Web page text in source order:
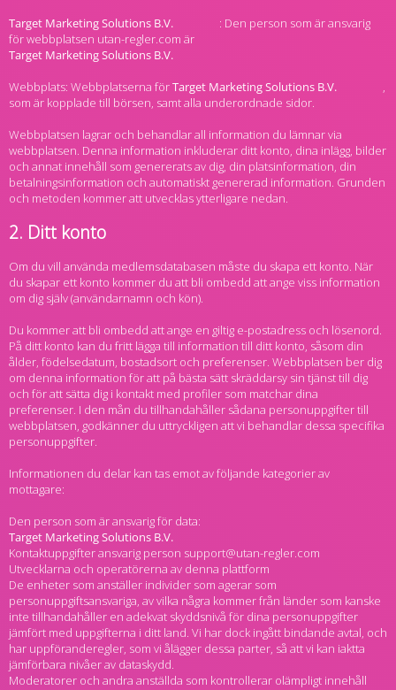
: Den person som är ansvarig
för webbplatsen utan-regler.com är
Webbplats: Webbplatserna för
,
som är kopplade till börsen, samt alla underordnade sidor.
Webbplatsen lagrar och behandlar all information du lämnar via
webbplatsen. Denna information inkluderar ditt konto, dina inlägg, bilder
och annat innehåll som genererats av dig, din platsinformation, din
betalningsinformation och automatiskt genererad information. Grunden
och metoden kommer att utvecklas ytterligare nedan.
2. Ditt konto
Om du vill använda medlemsdatabasen måste du skapa ett konto. När
du skapar ett konto kommer du att bli ombedd att ange viss information
om dig själv (användarnamn och kön).
Du kommer att bli ombedd att ange en giltig e-postadress och lösenord.
På ditt konto kan du fritt lägga till information till ditt konto, såsom din
ålder, födelsedatum, bostadsort och preferenser. Webbplatsen ber dig
om denna information för att på bästa sätt skräddarsy sin tjänst till dig
och för att sätta dig i kontakt med profiler som matchar dina
preferenser. I den mån du tillhandahåller sådana personuppgifter till
webbplatsen, godkänner du uttryckligen att vi behandlar dessa specifika
personuppgifter.
Informationen du delar kan tas emot av följande kategorier av
mottagare:
Den person som är ansvarig för data:
Kontaktuppgifter ansvarig person support@utan-regler.com
Utvecklarna och operatörerna av denna plattform
De enheter som anställer individer som agerar som
personuppgiftsansvariga, av vilka några kommer från länder som kanske
inte tillhandahåller en adekvat skyddsnivå för dina personuppgifter
jämfört med uppgifterna i ditt land. Vi har dock ingått bindande avtal, och
har uppföranderegler, som vi ålägger dessa parter, så att vi kan iaktta
jämförbara nivåer av dataskydd.
Moderatorer och andra anställda som kontrollerar olämpligt innehåll